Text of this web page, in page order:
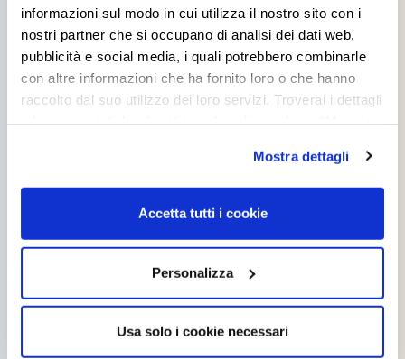
informazioni sul modo in cui utilizza il nostro sito con i
nostri partner che si occupano di analisi dei dati web,
pubblicità e social media, i quali potrebbero combinarle
con altre informazioni che ha fornito loro o che hanno
raccolto dal suo utilizzo dei loro servizi. Troverai i dettagli
cookie accettare. Per ulteriori informazioni consulta
lacookie policy.
Mostra dettagli
Accetta tutti i cookie
Personalizza
Usa solo i cookie necessari
Products you might be
interested in
STUCCO SINTETICO